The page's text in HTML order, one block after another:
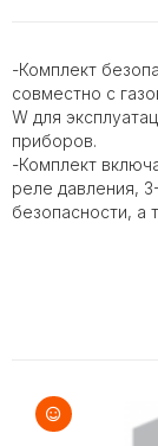
-Комплект
совместно с
W для
приборов.
-Комплект
реле давления,
безопасности, а